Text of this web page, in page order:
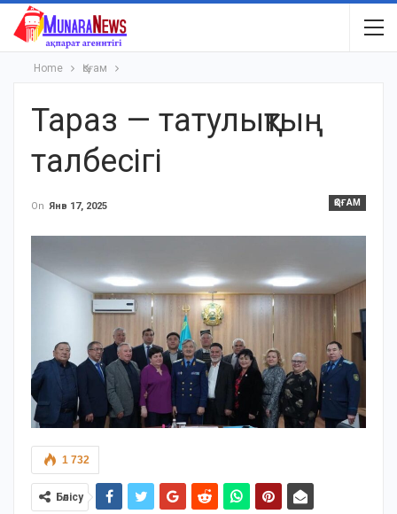
Home Қоғам
Тараз — татулықтың
талбесігі
ҚОҒАМ
On Янв 17, 2025
1 732
Бөлісу